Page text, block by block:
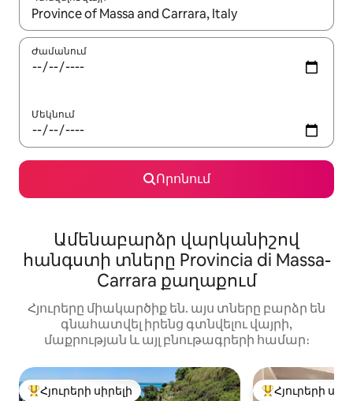
Երբ արդյունքները հասանելի լինեն, սլաքների
Ժամանում
Մեկնում
Որոնում
Ամենաբարձր վարկանիշով
հանգստի տները Provincia di Massa-
Carrara քաղաքում
Հյուրերը միակարծիք են. այս տները բարձր են
գնահատվել իրենց գտնվելու վայրի,
մաքրության և այլ բնութագրերի համար։
Հյուրերի սիրելի լավագույն տները
Հյուրերի սիրելի Հյուրերի
Հյուրերի